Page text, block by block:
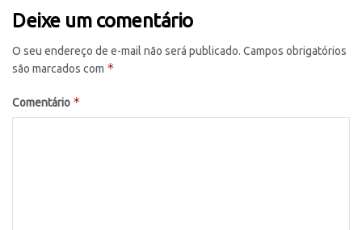
Deixe um comentário
O seu endereço de e-mail não será publicado. Campos obrigatórios
são marcados com *
Comentário *